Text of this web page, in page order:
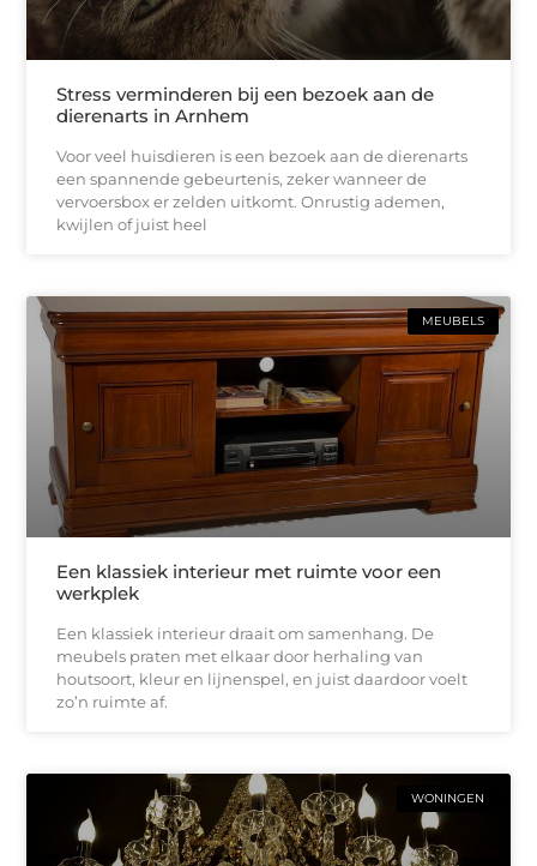
Stress verminderen bij een bezoek aan de
dierenarts in Arnhem
Voor veel huisdieren is een bezoek aan de dierenarts
een spannende gebeurtenis, zeker wanneer de
vervoersbox er zelden uitkomt. Onrustig ademen,
kwijlen of juist heel
MEUBELS
Een klassiek interieur met ruimte voor een
werkplek
Een klassiek interieur draait om samenhang. De
meubels praten met elkaar door herhaling van
houtsoort, kleur en lijnenspel, en juist daardoor voelt
zo’n ruimte af.
WONINGEN